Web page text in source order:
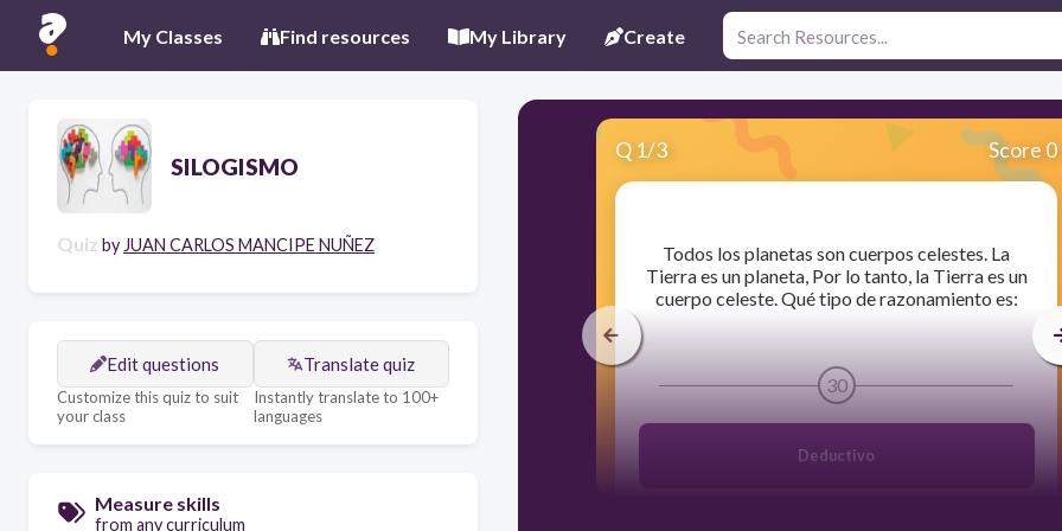
My Classes Find resources My Library Create
SILOGISMO
Quiz by JUAN CARLOS MANCIPE NUÑEZ
Edit questions
Customize this quiz to suit
your class
Translate quiz
Instantly translate to 100+
languages
Measure skills
from any curriculum
Q 1/3 Score 0
​Todos los planetas son cuerpos celestes. La
Tierra es un planeta, Por lo tanto, la Tierra es un
cuerpo celeste. Qué tipo de razonamiento es:
30
Deductivo